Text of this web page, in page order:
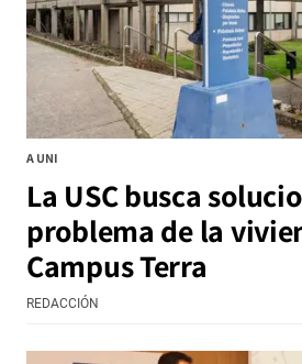
A UNI
La USC busca
problema de la
Campus Terra
REDACCIÓN